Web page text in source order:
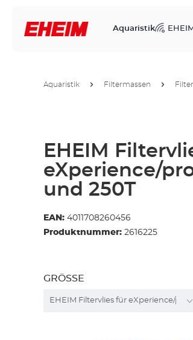
Aquaristik
Aquaristik Filtermassen
EHEIM
eXperience/
und 250T
EAN: 4011708260456
Produktnummer: 2616225
GRÖSSE